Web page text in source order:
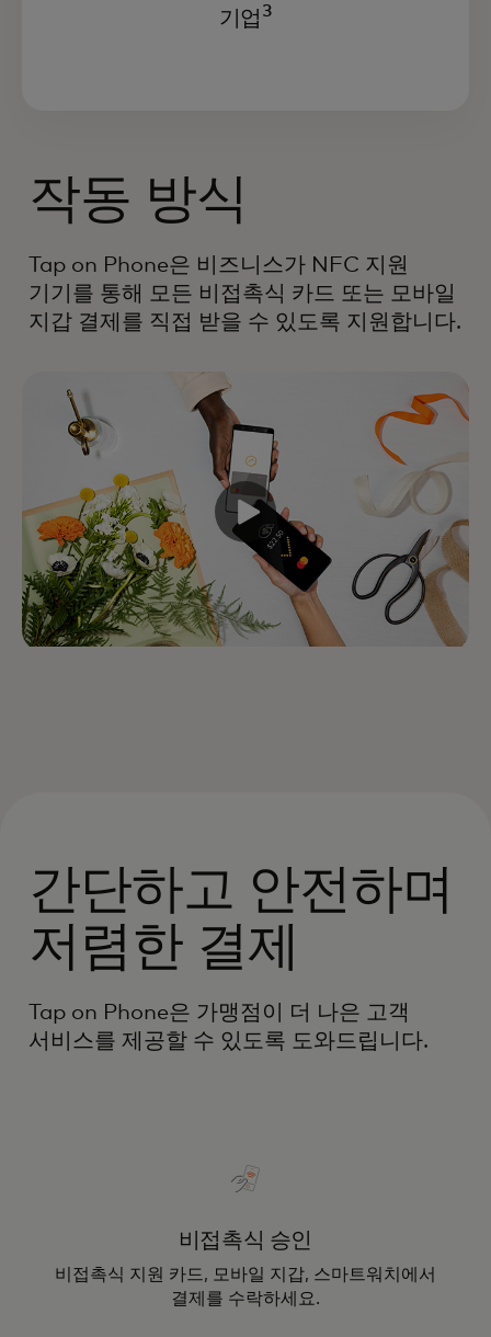
기업 3
작동 방식
Tap on Phone은 비즈니스가 NFC 지원
기기를 통해 모든 비접촉식 카드 또는 모바일
지갑 결제를 직접 받을 수 있도록 지원합니다.
간단하고 안전하며
저렴한 결제
Tap on Phone은 가맹점이 더 나은 고객
서비스를 제공할 수 있도록 도와드립니다.
비접촉식 승인
비접촉식 지원 카드, 모바일 지갑, 스마트워치에서
결제를 수락하세요.